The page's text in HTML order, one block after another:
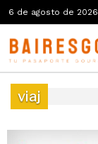
6 de agosto de 2026
viaj